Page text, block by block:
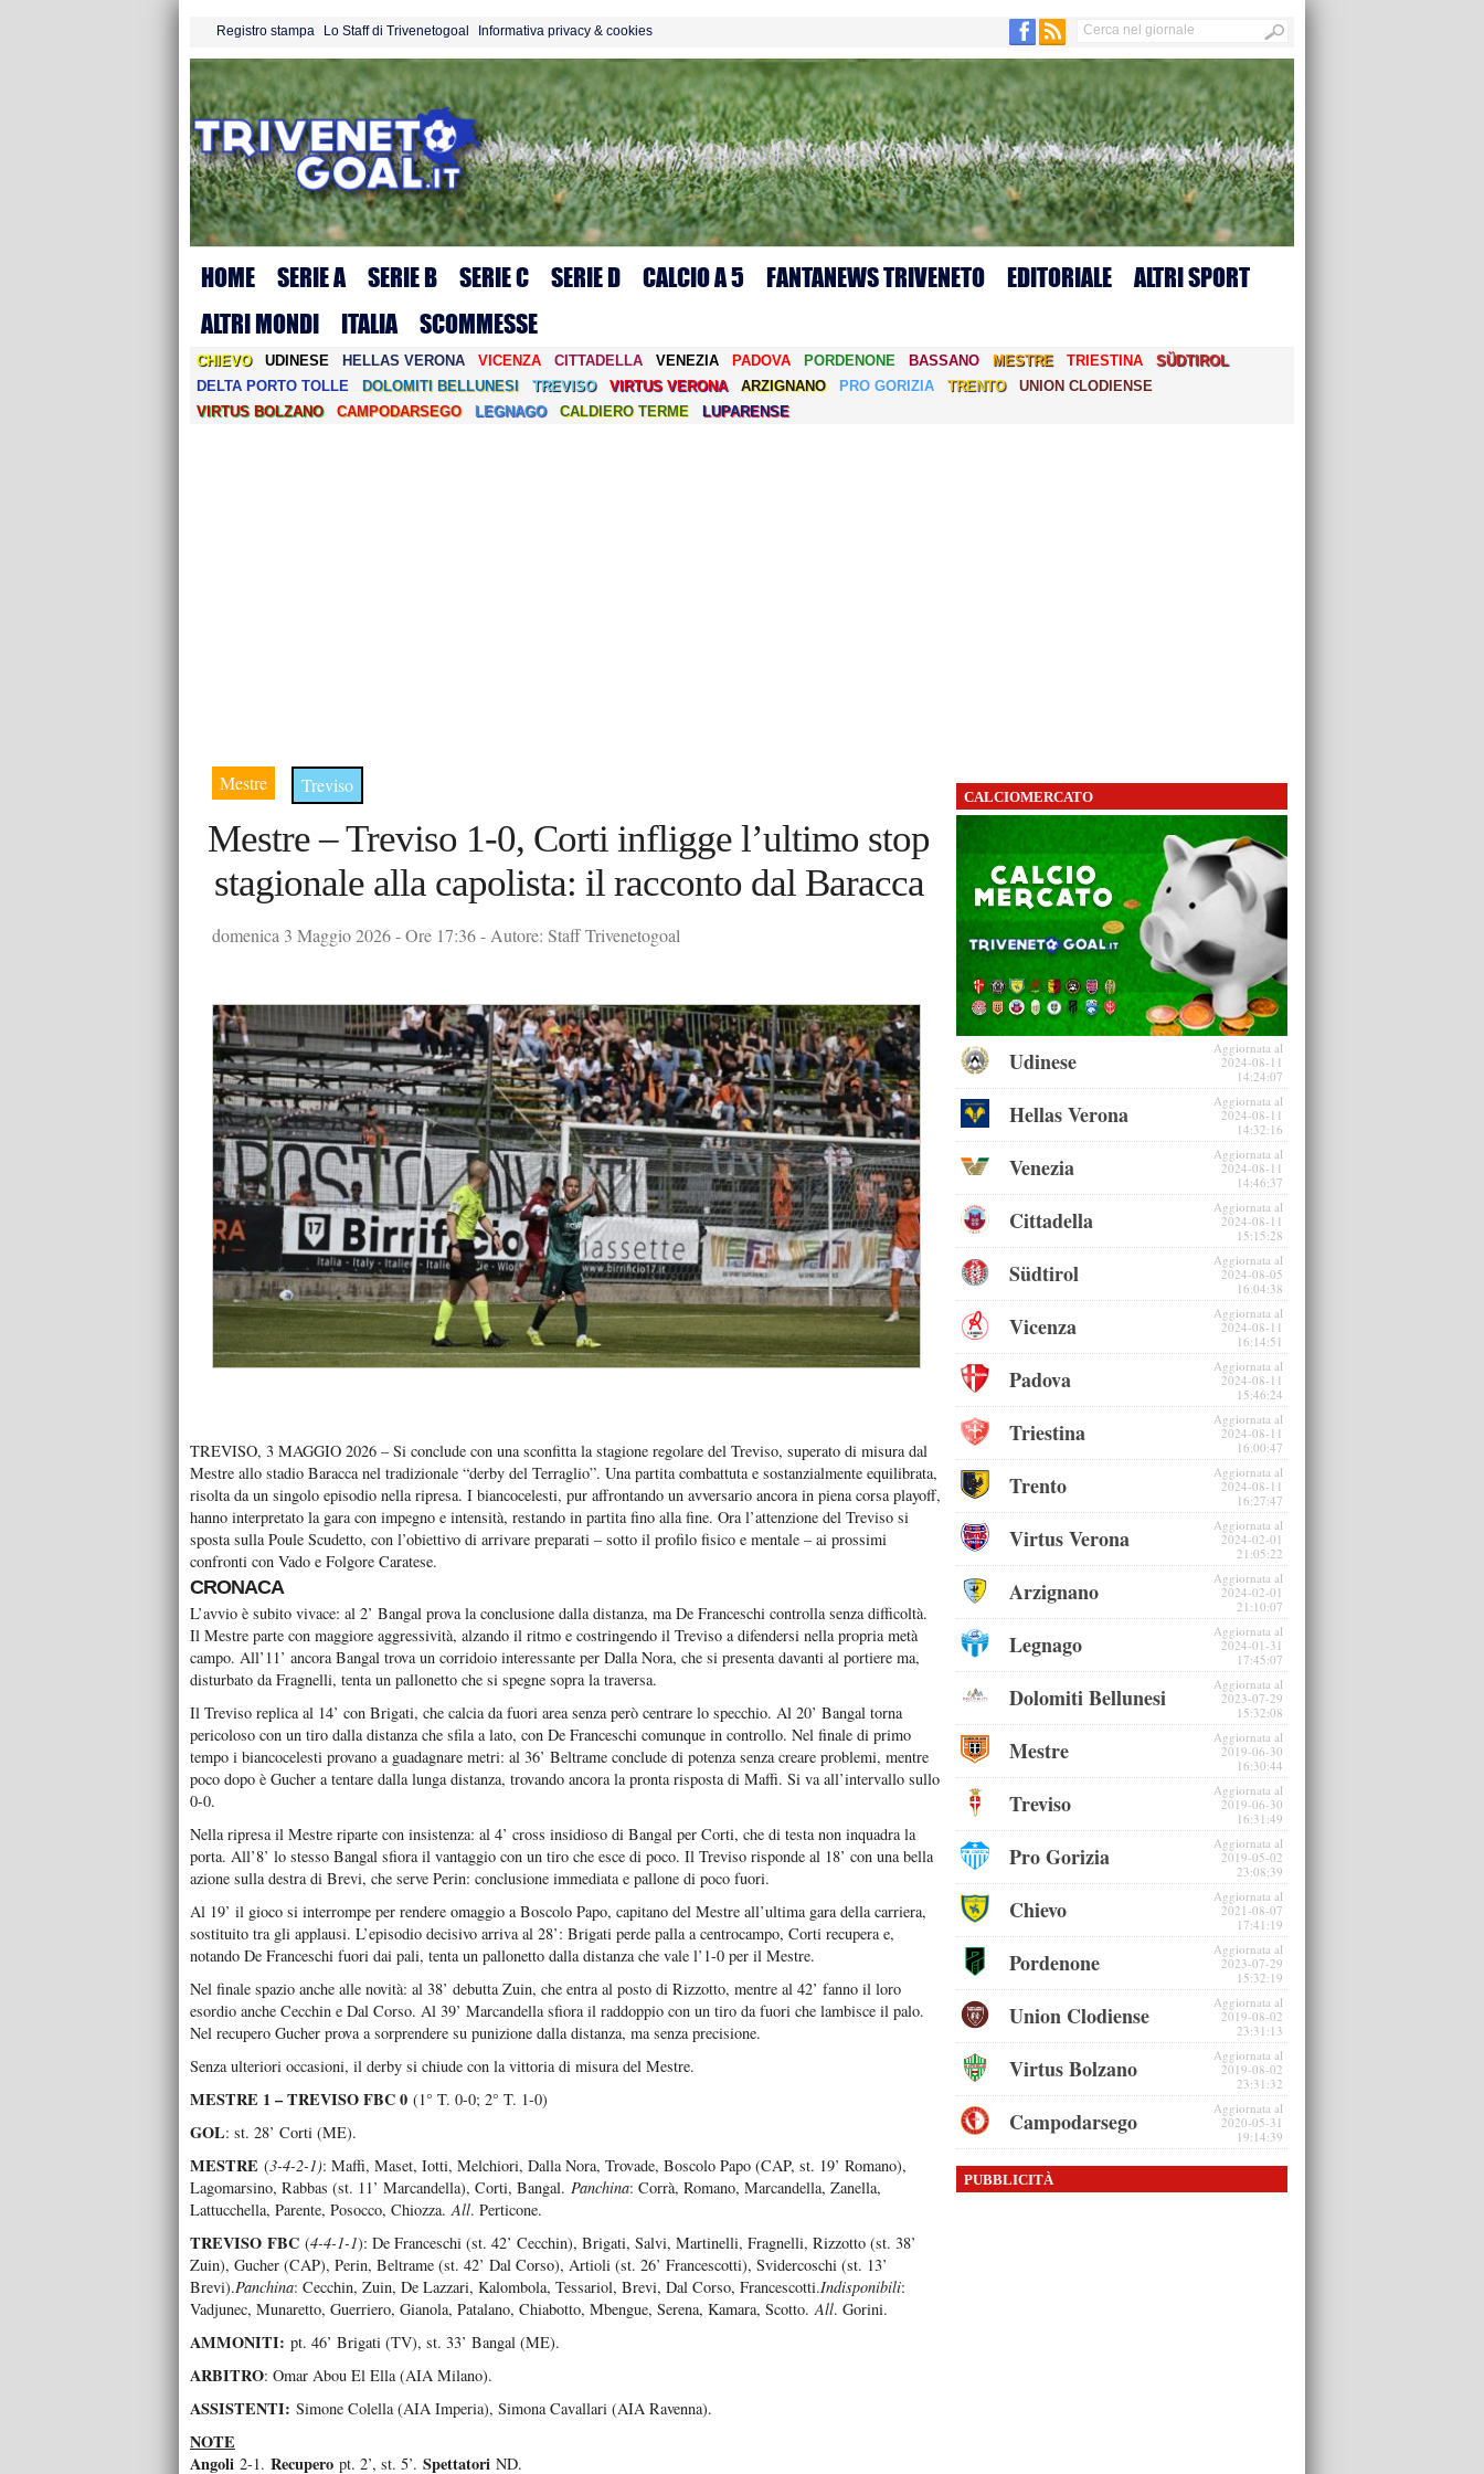
Registro stampa Lo Staff di Trivenetogoal Informativa privacy & cookies
HOME SERIE A SERIE B SERIE C SERIE D CALCIO A 5 FANTANEWS TRIVENETO EDITORIALE ALTRI SPORT
ALTRI MONDI ITALIA SCOMMESSE
CHIEVO UDINESE HELLAS VERONA VICENZA CITTADELLA VENEZIA PADOVA PORDENONE BASSANO MESTRE TRIESTINA
SÜDTIROL
DELTA PORTO TOLLE
DOLOMITI BELLUNESI TREVISO VIRTUS VERONA ARZIGNANO PRO GORIZIA TRENTO
UNION CLODIENSE
VIRTUS BOLZANO
CAMPODARSEGO LEGNAGO CALDIERO TERME LUPARENSE
Mestre Treviso
Mestre – Treviso 1-0, Corti infligge l’ultimo stop
stagionale alla capolista: il racconto dal Baracca
domenica 3 Maggio 2026 - Ore 17:36 - Autore: Staff Trivenetogoal
TREVISO, 3 MAGGIO 2026 – Si conclude con una sconfitta la stagione regolare del Treviso, superato di misura dal
Mestre allo stadio Baracca nel tradizionale “derby del Terraglio”. Una partita combattuta e sostanzialmente equilibrata,
risolta da un singolo episodio nella ripresa. I biancocelesti, pur affrontando un avversario ancora in piena corsa playoff,
hanno interpretato la gara con impegno e intensità, restando in partita fino alla fine. Ora l’attenzione del Treviso si
sposta sulla Poule Scudetto, con l’obiettivo di arrivare preparati – sotto il profilo fisico e mentale – ai prossimi
confronti con Vado e Folgore Caratese.
CRONACA
L’avvio è subito vivace: al 2’ Bangal prova la conclusione dalla distanza, ma De Franceschi controlla senza difficoltà.
Il Mestre parte con maggiore aggressività, alzando il ritmo e costringendo il Treviso a difendersi nella propria metà
campo. All’11’ ancora Bangal trova un corridoio interessante per Dalla Nora, che si presenta davanti al portiere ma,
disturbato da Fragnelli, tenta un pallonetto che si spegne sopra la traversa.
Il Treviso replica al 14’ con Brigati, che calcia da fuori area senza però centrare lo specchio. Al 20’ Bangal torna
pericoloso con un tiro dalla distanza che sfila a lato, con De Franceschi comunque in controllo. Nel finale di primo
tempo i biancocelesti provano a guadagnare metri: al 36’ Beltrame conclude di potenza senza creare problemi, mentre
poco dopo è Gucher a tentare dalla lunga distanza, trovando ancora la pronta risposta di Maffi. Si va all’intervallo sullo
0-0.
Nella ripresa il Mestre riparte con insistenza: al 4’ cross insidioso di Bangal per Corti, che di testa non inquadra la
porta. All’8’ lo stesso Bangal sfiora il vantaggio con un tiro che esce di poco. Il Treviso risponde al 18’ con una bella
azione sulla destra di Brevi, che serve Perin: conclusione immediata e pallone di poco fuori.
Al 19’ il gioco si interrompe per rendere omaggio a Boscolo Papo, capitano del Mestre all’ultima gara della carriera,
sostituito tra gli applausi. L’episodio decisivo arriva al 28’: Brigati perde palla a centrocampo, Corti recupera e,
notando De Franceschi fuori dai pali, tenta un pallonetto dalla distanza che vale l’1-0 per il Mestre.
Nel finale spazio anche alle novità: al 38’ debutta Zuin, che entra al posto di Rizzotto, mentre al 42’ fanno il loro
esordio anche Cecchin e Dal Corso. Al 39’ Marcandella sfiora il raddoppio con un tiro da fuori che lambisce il palo.
Nel recupero Gucher prova a sorprendere su punizione dalla distanza, ma senza precisione.
Senza ulteriori occasioni, il derby si chiude con la vittoria di misura del Mestre.
MESTRE 1 – TREVISO FBC 0 (1° T. 0-0; 2° T. 1-0)
GOL: st. 28’ Corti (ME).
MESTRE (3-4-2-1): Maffi, Maset, Iotti, Melchiori, Dalla Nora, Trovade, Boscolo Papo (CAP, st. 19’ Romano),
Lagomarsino, Rabbas (st. 11’ Marcandella), Corti, Bangal. Panchina: Corrà, Romano, Marcandella, Zanella,
Lattucchella, Parente, Posocco, Chiozza.All. Perticone.
TREVISO FBC (4-4-1-1): De Franceschi (st. 42’ Cecchin), Brigati, Salvi, Martinelli, Fragnelli, Rizzotto (st. 38’
Zuin), Gucher (CAP), Perin, Beltrame (st. 42’ Dal Corso), Artioli (st. 26’ Francescotti), Svidercoschi (st. 13’
Brevi).Panchina: Cecchin, Zuin, De Lazzari, Kalombola, Tessariol, Brevi, Dal Corso, Francescotti.Indisponibili:
Vadjunec, Munaretto, Guerriero, Gianola, Patalano, Chiabotto, Mbengue, Serena, Kamara, Scotto. All. Gorini.
AMMONITI: pt. 46’ Brigati (TV), st. 33’ Bangal (ME).
ARBITRO: Omar Abou El Ella (AIA Milano).
ASSISTENTI: Simone Colella (AIA Imperia), Simona Cavallari (AIA Ravenna).
NOTE
Angoli 2-1. Recupero pt. 2’, st. 5’. Spettatori ND.
CALCIOMERCATO
Udinese
Aggiornata al
2024-08-11
14:24:07
Hellas Verona
Aggiornata al
2024-08-11
14:32:16
Venezia
Aggiornata al
2024-08-11
14:46:37
Cittadella
Aggiornata al
2024-08-11
15:15:28
Südtirol
Aggiornata al
2024-08-05
16:04:38
Vicenza
Aggiornata al
2024-08-11
16:14:51
Padova
Aggiornata al
2024-08-11
15:46:24
Triestina
Aggiornata al
2024-08-11
16:00:47
Trento
Aggiornata al
2024-08-11
16:27:47
Virtus Verona
Aggiornata al
2024-02-01
21:05:22
Arzignano
Aggiornata al
2024-02-01
21:10:07
Legnago
Aggiornata al
2024-01-31
17:45:07
Dolomiti Bellunesi
Aggiornata al
2023-07-29
15:32:08
Mestre
Aggiornata al
2019-06-30
16:30:44
Treviso
Aggiornata al
2019-06-30
16:31:49
Pro Gorizia
Aggiornata al
2019-05-02
23:08:39
Chievo
Aggiornata al
2021-08-07
17:41:19
Pordenone
Aggiornata al
2023-07-29
15:32:19
Union Clodiense
Aggiornata al
2019-08-02
23:31:13
Virtus Bolzano
Aggiornata al
2019-08-02
23:31:32
Campodarsego
Aggiornata al
2020-05-31
19:14:39
PUBBLICITÀ